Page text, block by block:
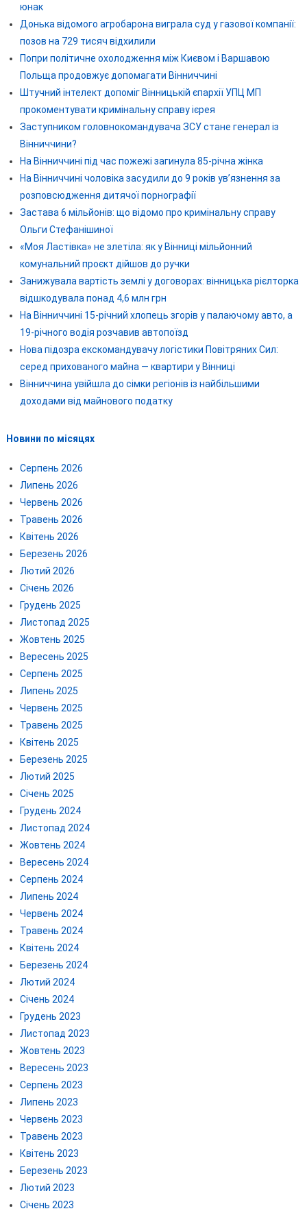
юнак
Донька відомого агробарона виграла суд у газової компанії:
позов на 729 тисяч відхилили
Попри політичне охолодження між Києвом і Варшавою
Польща продовжує допомагати Вінниччині
Штучний інтелект допоміг Вінницькій єпархії УПЦ МП
прокоментувати кримінальну справу ієрея
Заступником головнокомандувача ЗСУ стане генерал із
Вінниччини?
На Вінниччині під час пожежі загинула 85-річна жінка
На Вінниччині чоловіка засудили до 9 років ув’язнення за
розповсюдження дитячої порнографії
Застава 6 мільйонів: що відомо про кримінальну справу
Ольги Стефанішиної
«Моя Ластівка» не злетіла: як у Вінниці мільйонний
комунальний проєкт дійшов до ручки
Занижувала вартість землі у договорах: вінницька рієлторка
відшкодувала понад 4,6 млн грн
На Вінниччині 15-річний хлопець згорів у палаючому авто, а
19-річного водія розчавив автопоїзд
Нова підозра екскомандувачу логістики Повітряних Сил:
серед прихованого майна — квартири у Вінниці
Вінниччина увійшла до сімки регіонів із найбільшими
доходами від майнового податку
Новини по місяцях
Серпень 2026
Липень 2026
Червень 2026
Травень 2026
Квітень 2026
Березень 2026
Лютий 2026
Січень 2026
Грудень 2025
Листопад 2025
Жовтень 2025
Вересень 2025
Серпень 2025
Липень 2025
Червень 2025
Травень 2025
Квітень 2025
Березень 2025
Лютий 2025
Січень 2025
Грудень 2024
Листопад 2024
Жовтень 2024
Вересень 2024
Серпень 2024
Липень 2024
Червень 2024
Травень 2024
Квітень 2024
Березень 2024
Лютий 2024
Січень 2024
Грудень 2023
Листопад 2023
Жовтень 2023
Вересень 2023
Серпень 2023
Липень 2023
Червень 2023
Травень 2023
Квітень 2023
Березень 2023
Лютий 2023
Січень 2023